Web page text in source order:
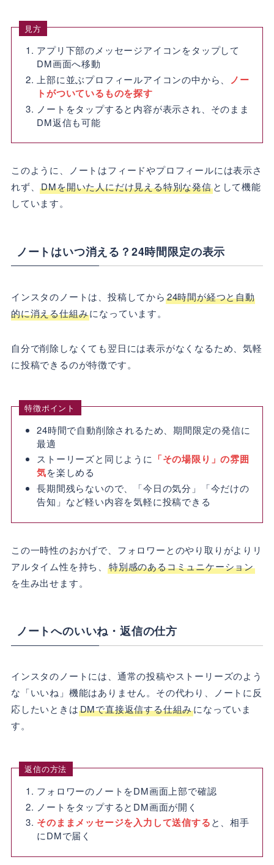
見方
アプリ下部のメッセージアイコンをタップして
DM画面へ移動
上部に並ぶプロフィールアイコンの中から、 ノー
トがついているものを探す
ノートをタップすると内容が表示され、そのまま
DM返信も可能
このように、ノートはフィードやプロフィールには表示さ
れず、DMを開いた人にだけ見える特別な発信として機能
しています。
ノートはいつ消える？24時間限定の表示
インスタのノートは、投稿してから 24時間が経つと自動
的に消える仕組みになっています。
自分で削除しなくても翌日には表示がなくなるため、気軽
に投稿できるのが特徴です。
特徴ポイント
24時間で自動削除されるため、期間限定の発信に
最適
ストーリーズと同じように 「その場限り」の雰囲
気を楽しめる
長期間残らないので、「今日の気分」「今だけの
告知」など軽い内容を気軽に投稿できる
この一時性のおかげで、フォロワーとのやり取りがよりリ
アルタイム性を持ち、 特別感のあるコミュニケーション
を生み出せます。
ノートへのいいね・返信の仕方
インスタのノートには、通常の投稿やストーリーズのよう
な「いいね」機能はありません。その代わり、ノートに反
応したいときはDMで直接返信する仕組みになっていま
す。
返信の方法
フォロワーのノートをDM画面上部で確認
ノートをタップするとDM画面が開く
そのままメッセージを入力して送信すると、相手
にDMで届く